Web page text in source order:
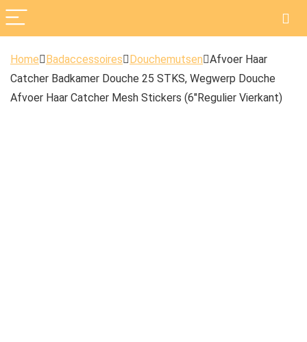
Home Badaccessoires Douchemutsen Afvoer Haar
Catcher Badkamer Douche 25 STKS, Wegwerp Douche
Afvoer Haar Catcher Mesh Stickers (6″Regulier Vierkant)